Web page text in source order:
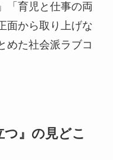
「育児と仕事の両
面から取り上げな
めた社会派ラブコ
つ』の見どこ